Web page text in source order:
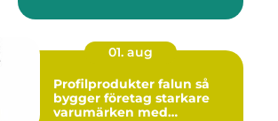
01. aug
Profilprodukter falun så
bygger företag starkare
varumärken med